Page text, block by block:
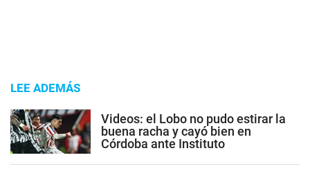
LEE ADEMÁS
Videos: el Lobo no pudo estirar la
buena racha y cayó bien en
Córdoba ante Instituto